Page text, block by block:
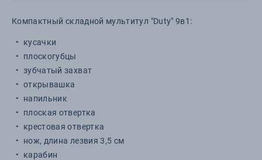
Компактный складной мультитул "Duty" 9в1:
кусачки
плоскогубцы
зубчатый захват
открывашка
напильник
плоская отвертка
крестовая отвертка
нож, длина лезвия 3,5 см
карабин